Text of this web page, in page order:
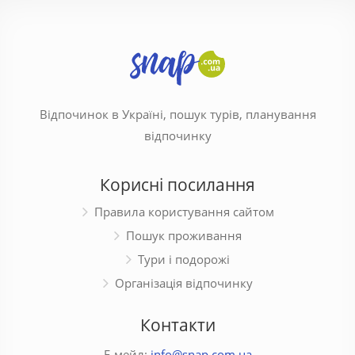
Відпочинок в Україні, пошук турів, планування
відпочинку
Корисні посилання
Правила користування сайтом
Пошук проживання
Тури і подорожі
Організація відпочинку
Контакти